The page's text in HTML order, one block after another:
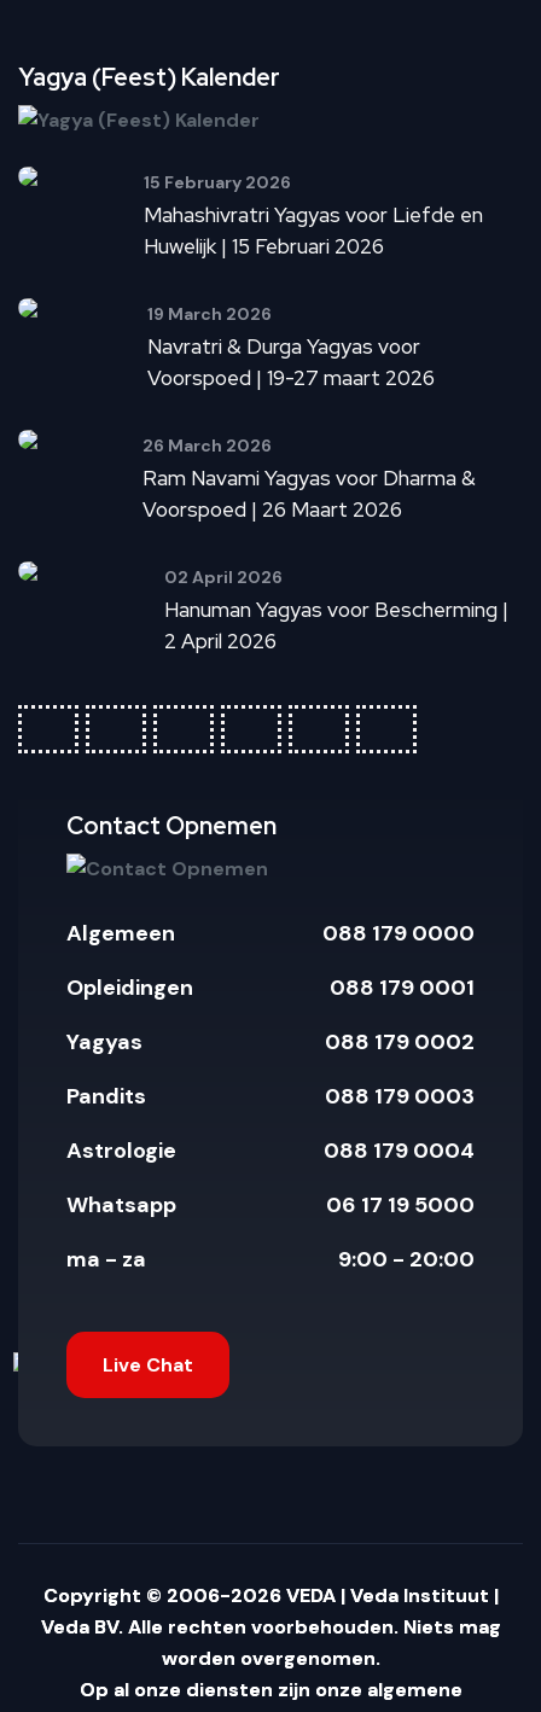
Contact Opnemen
Algemeen
088 179 0000
Opleidingen
088 179 0001
Yagyas
088 179 0002
Pandits
088 179 0003
Astrologie
088 179 0004
Whatsapp
06 17 19 5000
ma - za
9:00 - 20:00
Live Chat
Yagya (Feest) Kalender
15 February 2026
Mahashivratri Yagyas voor Liefde en
Huwelijk | 15 Februari 2026
19 March 2026
Navratri & Durga Yagyas voor
Voorspoed | 19-27 maart 2026
26 March 2026
Ram Navami Yagyas voor Dharma &
Voorspoed | 26 Maart 2026
02 April 2026
Hanuman Yagyas voor Bescherming |
2 April 2026
fab
fa-
fab
fa-
pay
fab
fa-
paypal
fab
fa-
amex
fab
fa-
fab
fa-
Copyright © 2006-2026 VEDA | Veda Instituut |
Veda BV. Alle rechten voorbehouden. Niets mag
worden overgenomen.
Op al onze diensten zijn onze algemene